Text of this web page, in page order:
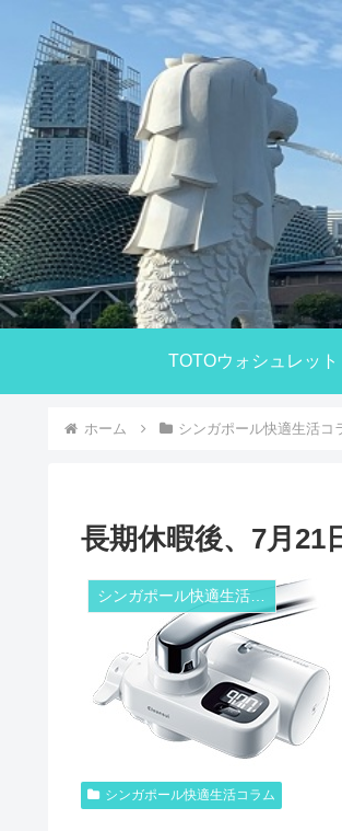
TOTOウォシュレット
ホーム シンガポール快適生活コ
長期休暇後、7月21
シンガポール快適生活コラム
シンガポール快適生活コラム